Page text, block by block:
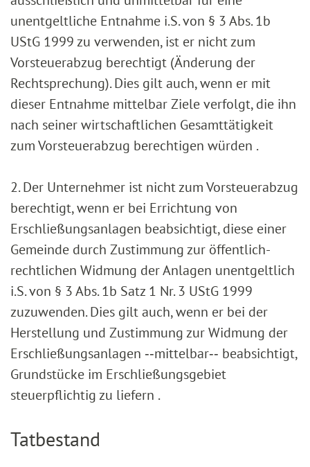
unentgeltliche Entnahme i.S. von § 3 Abs. 1b
UStG 1999 zu verwenden, ist er nicht zum
Vorsteuerabzug berechtigt (Änderung der
Rechtsprechung). Dies gilt auch, wenn er mit
dieser Entnahme mittelbar Ziele verfolgt, die ihn
nach seiner wirtschaftlichen Gesamttätigkeit
zum Vorsteuerabzug berechtigen würden .
2. Der Unternehmer ist nicht zum Vorsteuerabzug
berechtigt, wenn er bei Errichtung von
Erschließungsanlagen beabsichtigt, diese einer
Gemeinde durch Zustimmung zur öffentlich-
rechtlichen Widmung der Anlagen unentgeltlich
i.S. von § 3 Abs. 1b Satz 1 Nr. 3 UStG 1999
zuzuwenden. Dies gilt auch, wenn er bei der
Herstellung und Zustimmung zur Widmung der
Erschließungsanlagen ‑‑mittelbar‑‑ beabsichtigt,
Grundstücke im Erschließungsgebiet
steuerpflichtig zu liefern .
Tatbestand